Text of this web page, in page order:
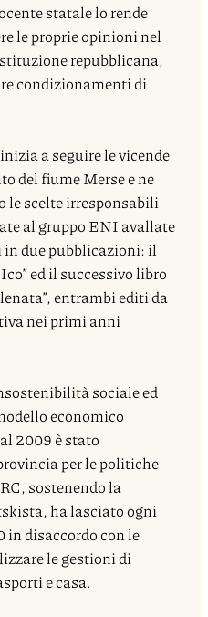
statale lo rende
le proprie opinioni nel
repubblicana,
condizionamenti di
a seguire le vicende
del fiume Merse e ne
le scelte irresponsabili
al gruppo ENI avallate
due pubblicazioni: il
ed il successivo libro
entrambi editi da
nei primi anni
sociale ed
economico
2009 è stato
per le politiche
sostenendo la
ha lasciato ogni
in disaccordo con le
le gestioni di
e casa.